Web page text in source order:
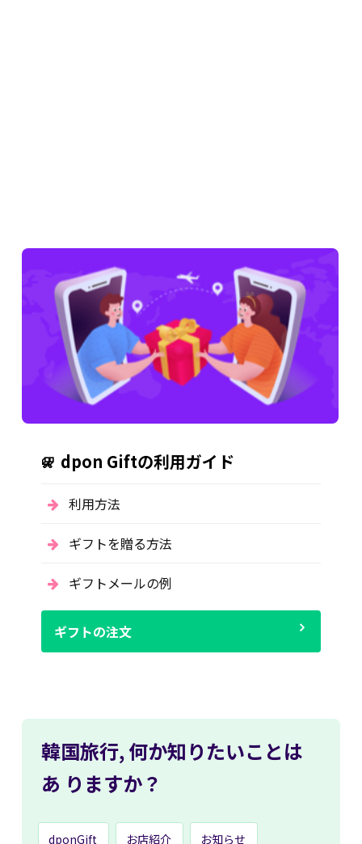
dpon Giftの利用ガイド
利用方法
ギフトを贈る方法
ギフトメールの例
ギフトの注文
韓国旅行, 何か知りたいことは
あ りますか？
dponGift お店紹介 お知らせ